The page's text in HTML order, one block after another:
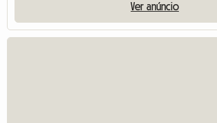
Ver anúncio